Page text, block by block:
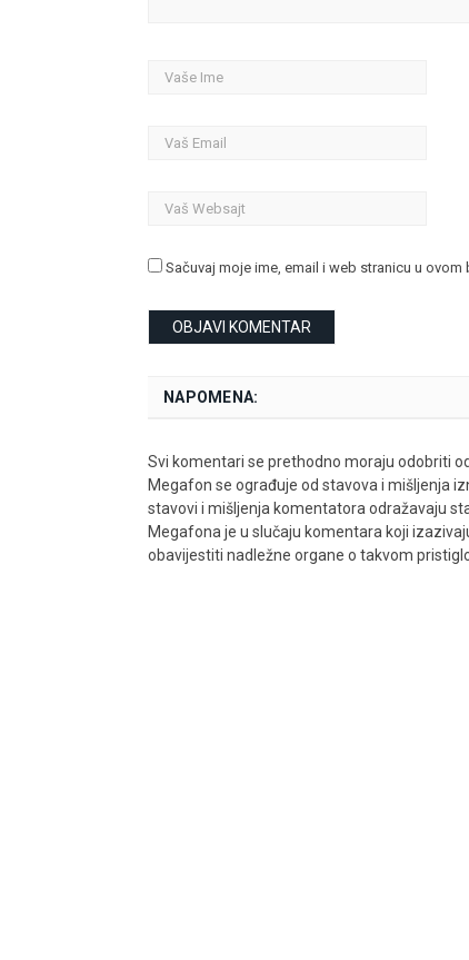
Sačuvaj moje ime, email i web stranicu u
NAPOMENA:
Svi komentari se prethodno moraju odobriti
Megafon se ograđuje od stavova i mišljenja
stavovi i mišljenja komentatora odražavaju
Megafona je u slučaju komentara koji
obavijestiti nadležne organe o takvom